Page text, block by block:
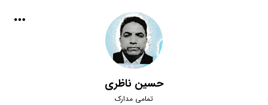
حسین ناظری
تمامی مدارک